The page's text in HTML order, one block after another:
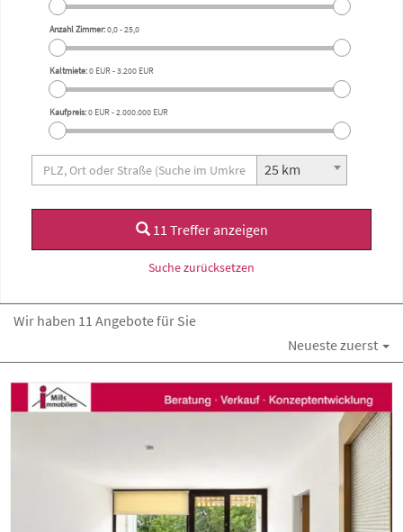
Anzahl Zimmer:0,0-25,0
Kaltmiete:0 EUR-3.200 EUR
Kaufpreis:0 EUR-2.000.000 EUR
25 km
11 Treffer anzeigen
Suche zurücksetzen
Wir haben 11 Angebote für Sie
Neueste zuerst